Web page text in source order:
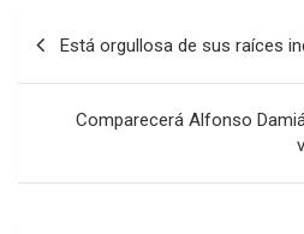
Está orgullosa de sus raíces
Comparecerá Alfonso